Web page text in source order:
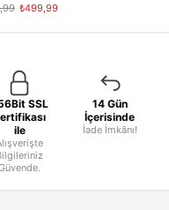
₺499,99
SSL
ile
14 Gün
İçerisinde
İade İmkânı!